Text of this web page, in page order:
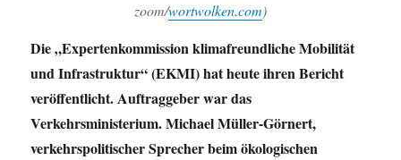
zoom/wortwolken.com)
Die „Expertenkommission klimafreundliche Mobilität
und Infrastruktur“ (EKMI) hat heute ihren Bericht
veröffentlicht. Auftraggeber war das
Verkehrsministerium. Michael Müller-Görnert,
verkehrspolitischer Sprecher beim ökologischen